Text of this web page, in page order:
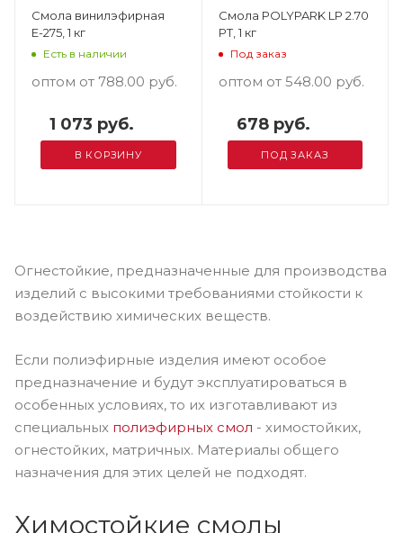
Смола винилэфирная
Е-275, 1 кг
Есть в наличии
оптом от 788.00 руб.
1 073 руб.
В КОРЗИНУ
Смола POLYPARK LP 2.70
PT, 1 кг
Под заказ
оптом от 548.00 руб.
678 руб.
ПОД ЗАКАЗ
Огнестойкие, предназначенные для производства
изделий с высокими требованиями стойкости к
воздействию химических веществ.
Если полиэфирные изделия имеют особое
предназначение и будут эксплуатироваться в
особенных условиях, то их изготавливают из
специальных полиэфирных смол - химостойких,
огнестойких, матричных. Материалы общего
назначения для этих целей не подходят.
Химостойкие смолы